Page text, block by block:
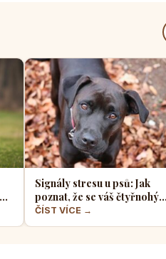
Signály stresu u psů: Jak
poznat, že se váš čtyřnohý
přítel necítí komfortně
ČÍST VÍCE →